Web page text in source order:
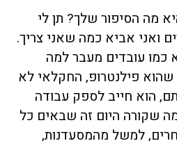
מה הסיפור שלך? תן לי
ואני אביא כמה שאני צריך.
כמו עובדים מעבר למה
שהוא פילנטרופ, החקלאי לא
הוא חייב לספק עבודה
שקורה היום זה שבאים כל
למשל מהמסעדנות,